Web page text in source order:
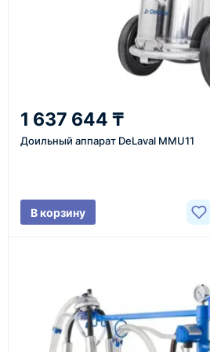
Казахстан
доставка оборудования в
регионы
средний срок доставки по
проверка товара перед
счёт, договор, накладные и
материалы
1 637 644 ₸
Доильный аппарат DeLaval MMU11
В корзину